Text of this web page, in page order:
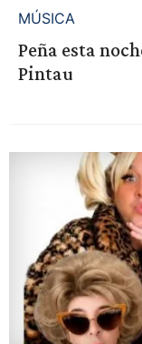
MÚSICA
Peña esta
Pintau